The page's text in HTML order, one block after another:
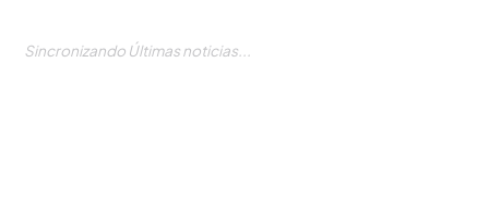
Sincronizando Últimas noticias...